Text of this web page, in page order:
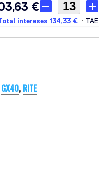
GX40, RITE